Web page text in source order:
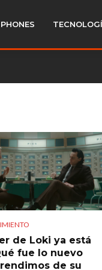
de Loki ya está
fue lo nuevo
de su